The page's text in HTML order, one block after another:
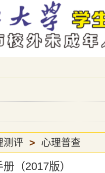
测评 > 心理普查
（2017版）